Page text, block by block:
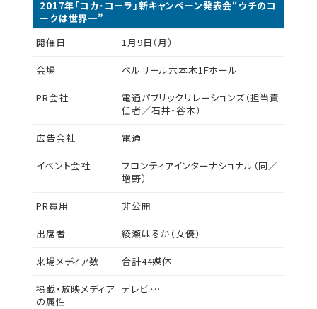
2017年「コカ･コーラ」新キャンペーン発表会“ウチのコ
ークは世界一”
開催日
1月9日（月）
会場 ベルサール六本木1Fホール
PR会社
電通パブリックリレーションズ（担当責
任者／石井・谷本）
広告会社 電通
イベント会社
フロンティアインターナショナル（同／
増野）
PR費用 非公開
出席者 綾瀬はるか（女優）
来場メディア数 合計44媒体
掲載・放映メディア
の属性
テレビ …